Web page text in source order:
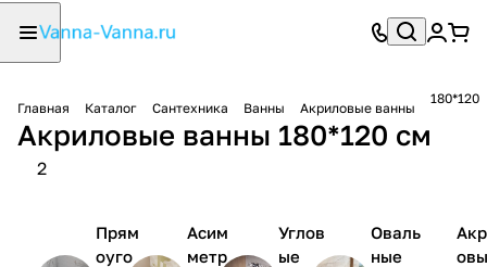
Главная Каталог Сантехника Ванны Акриловые ванны
180*120
Акриловые ванны 180*120 см
2
Прям
оуго
Асим
метр
Углов
ые
Оваль
ные